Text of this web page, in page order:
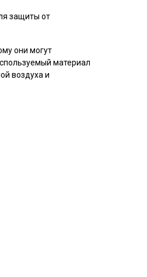
защиты от
они могут
материал
воздуха и